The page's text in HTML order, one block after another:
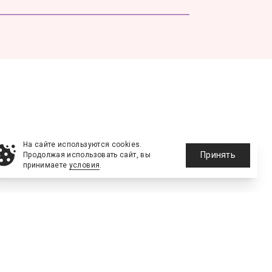
На сайте используются cookies.
Продолжая использовать сайт, вы
принимаете условия.
Принять